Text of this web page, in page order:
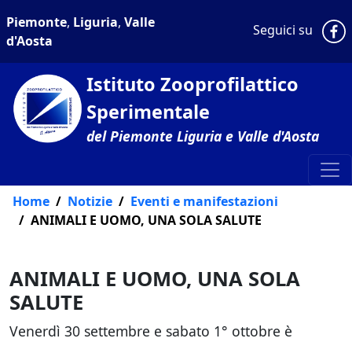
Piemonte, Liguria, Valle
d'Aosta
Seguici su
Istituto Zooprofilattico
Sperimentale
del Piemonte Liguria e Valle d'Aosta
Home Notizie
Eventi e manifestazioni
ANIMALI E UOMO, UNA SOLA SALUTE
ANIMALI E UOMO, UNA SOLA
SALUTE
Venerdì 30 settembre e sabato 1° ottobre è